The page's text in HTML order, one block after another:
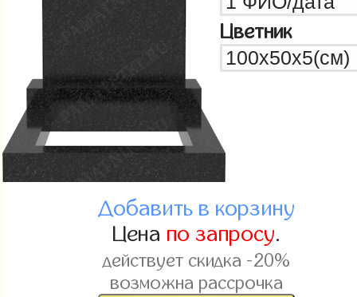
Цветник
Добавить в корзину
Цена по запросу.
действует скидка -20%
возможна рассрочка